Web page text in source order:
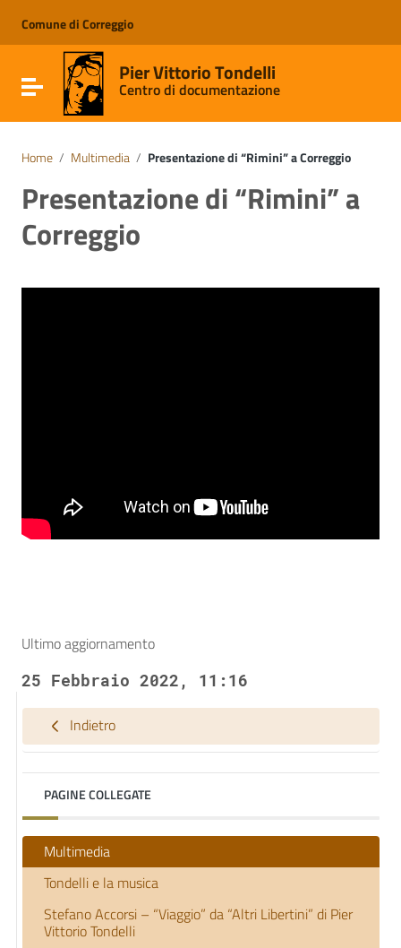
Vai al menu di navigazione
Vai al footer
Comune di Correggio
Attiva / disattiva la navigazione
Pier Vittorio Tondelli
Centro di documentazione
Home / Multimedia / Presentazione di “Rimini” a Correggio
Presentazione di “Rimini” a
Correggio
Ultimo aggiornamento
25 Febbraio 2022, 11:16
Indietro
PAGINE COLLEGATE
Multimedia
Tondelli e la musica
Stefano Accorsi – “Viaggio” da “Altri Libertini” di Pier
Vittorio Tondelli